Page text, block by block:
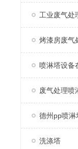
工业废气处
烤漆房废气
喷淋塔设备
废气处理喷
德州pp喷淋
洗涤塔